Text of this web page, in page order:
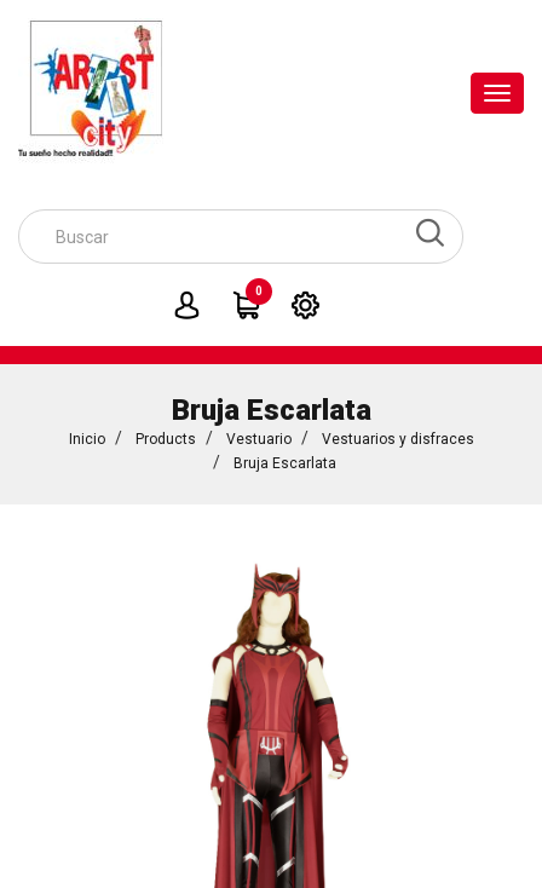
0
Bruja Escarlata
Inicio Products Vestuario
Vestuarios y disfraces
Bruja Escarlata